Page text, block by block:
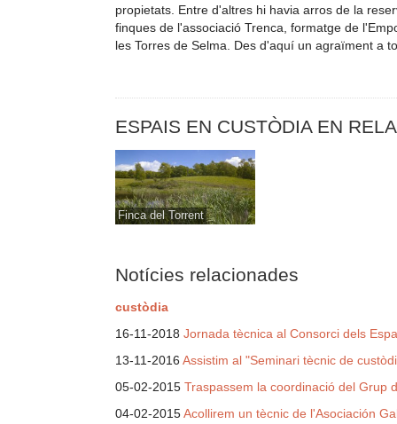
propietats. Entre d'altres hi havia arros de la
finques de l'associació Trenca, formatge de
les Torres de Selma.
Des d'aquí un agraïment a
ESPAIS EN CUSTÒDIA EN
Finca del Torrent
Notícies relacionades
custòdia
16-11-2018 Jornada tècnica al Consorci dels
13-11-2016 Assistim al "Seminari tècnic de
05-02-2015 Traspassem la coordinació del Grup
04-02-2015Acollirem un tècnic de l'Asociación